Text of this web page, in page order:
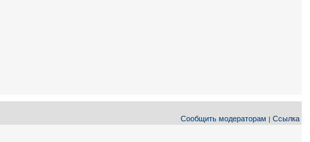
Сообщить модераторам Ссылка